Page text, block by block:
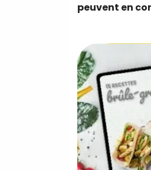
peuvent en